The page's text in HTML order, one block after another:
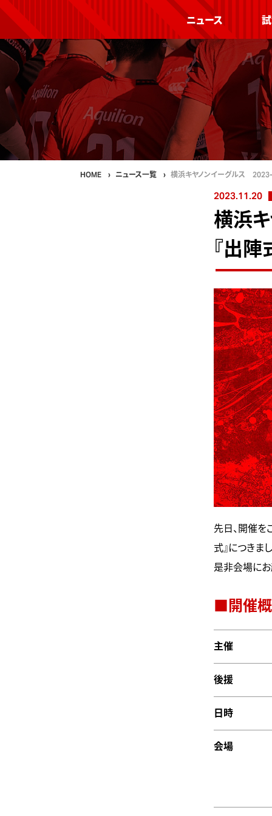
ニュース
HOME ニュース一覧 横浜キヤノンイーグルス
2023.11.20
横浜
『出
先日、開催を
式』につきま
是非会場にお
■開催
主催
後援
日時
会場